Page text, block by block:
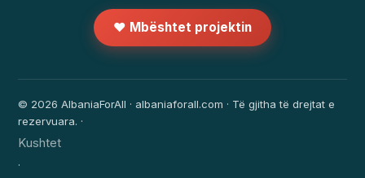
❤️ Mbështet projektin
© 2026 AlbaniaForAll · albaniaforall.com · Të gjitha të drejtat e
rezervuara. ·
Kushtet
·